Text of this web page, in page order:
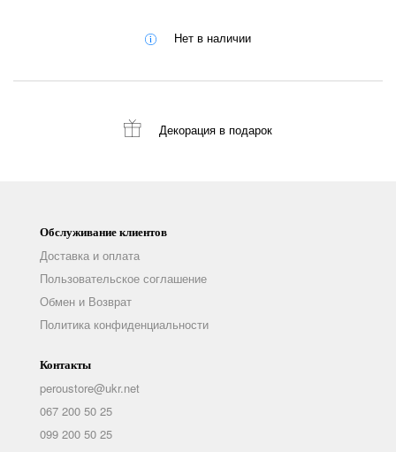
Нет в наличии
Декорация в подарок
Обслуживание клиентов
Доставка и оплата
Пользовательское соглашение
Обмен и Возврат
Политика конфиденциальности
Контакты
peroustore@ukr.net
067 200 50 25
099 200 50 25